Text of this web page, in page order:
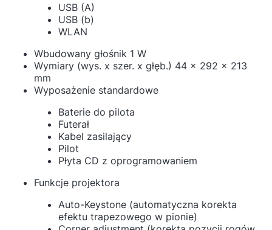
USB (A)
USB (b)
WLAN
Wbudowany głośnik 1 W
Wymiary (wys. x szer. x głęb.) 44 x 292 x 213
mm
Wyposażenie standardowe
Baterie do pilota
Futerał
Kabel zasilający
Pilot
Płyta CD z oprogramowaniem
Funkcje projektora
Auto-Keystone (automatyczna korekta
efektu trapezowego w pionie)